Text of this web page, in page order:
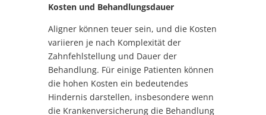
Kosten und Behandlungsdauer
Aligner können teuer sein, und die Kosten
variieren je nach Komplexität der
Zahnfehlstellung und Dauer der
Behandlung. Für einige Patienten können
die hohen Kosten ein bedeutendes
Hindernis darstellen, insbesondere wenn
die Krankenversicherung die Behandlung